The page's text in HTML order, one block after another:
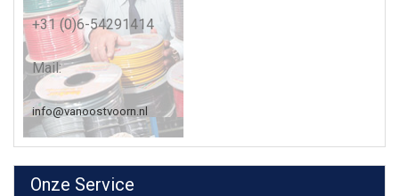
+31 (0)6-54291414
Mail:
info@vanoostvoorn.nl
Onze Service